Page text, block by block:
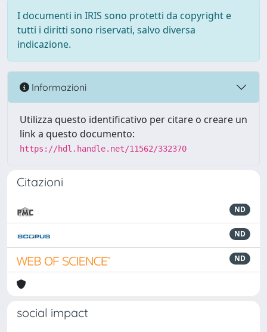
I documenti in IRIS sono protetti da copyright e
tutti i diritti sono riservati, salvo diversa
indicazione.
Informazioni
Utilizza questo identificativo per citare o creare un
link a questo documento:
https://hdl.handle.net/11562/332370
Citazioni
ND
ND
ND
social impact